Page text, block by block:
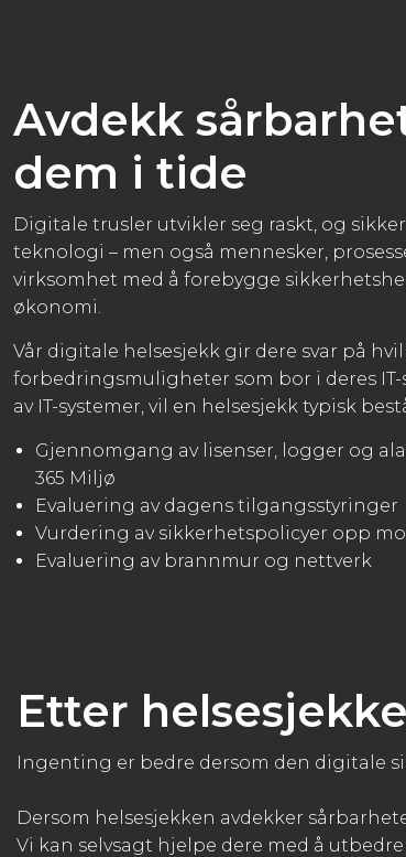
Avdekk
dem i tide
Digitale trusler utvikler seg raskt, og
teknologi – men også mennesker,
virksomhet med å forebygge
økonomi.
Vår digitale helsesjekk gir dere svar på
forbedringsmuligheter som bor i deres IT-
av IT-systemer, vil en helsesjekk typisk
Gjennomgang av lisenser, logger og
365 Miljø
Evaluering av dagens tilgangsstyringer
Vurdering av sikkerhetspolicyer opp
Evaluering av brannmur og nettverk
Etter
Ingenting er bedre dersom den digitale
Dersom helsesjekken avdekker
Vi kan selvsagt hjelpe dere med å